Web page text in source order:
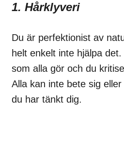
1. Hårklyveri
Du är perfektionist av
helt enkelt inte hjälpa
som alla gör och du
Alla kan inte bete sig
du har tänkt dig.